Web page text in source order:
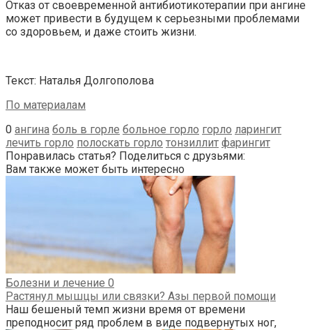
Отказ от своевременной антибиотикотерапии при ангине
может привести в будущем к серьезными проблемами
со здоровьем, и даже стоить жизни.
Текст: Наталья Долгополова
По материалам
0 ангина боль в горле больное горло горло ларингит
лечить горло полоскать горло тонзиллит фарингит
Понравилась статья? Поделиться с друзьями:
Вам также может быть интересно
Болезни и лечение 0
Растянул мышцы или связки? Азы первой помощи
Наш бешеный темп жизни время от времени
преподносит ряд проблем в виде подвернутых ног,